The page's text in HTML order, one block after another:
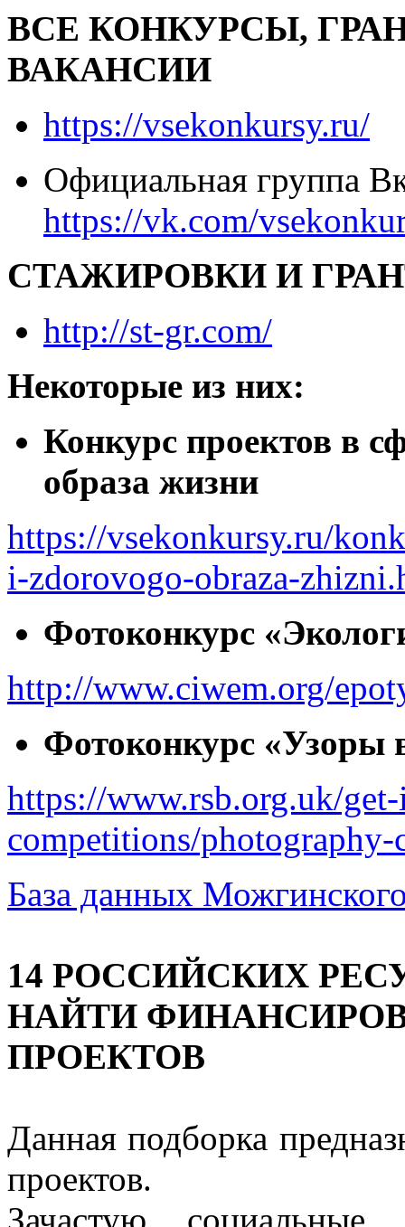
ВСЕ КОНКУРСЫ,
ВАКАНСИИ
https://vsekonkursy.ru/
Официальная группа
https://vk.com/
СТАЖИРОВКИ И
http://st-gr.com/
Некоторые из них:
Конкурс проектов в
образа жизни
https://vsekonkursy.ru/
i-zdorovogo-obraza-
Фотоконкурс
http://www.ciwem.org/
Фотоконкурс «Узоры
https://www.rsb.org.uk/
competitions/
База данных
14 РОССИЙСКИХ
НАЙТИ
ПРОЕКТОВ
Данная подборка
проектов.
Зачастую